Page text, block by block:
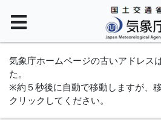
気象庁ホームページの古いアドレス
た。
※約５秒後に自動で移動しますが、
クリックしてください。